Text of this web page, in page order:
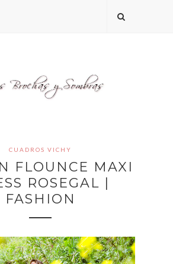
CUADROS VICHY
FLOUNCE MAXI
ROSEGAL |
FASHION